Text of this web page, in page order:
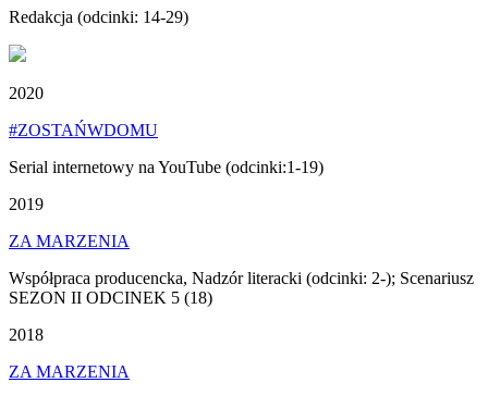
Redakcja (odcinki: 14-29)
2020
#ZOSTAŃWDOMU
Serial internetowy na YouTube (odcinki:1-19)
2019
ZA MARZENIA
Współpraca producencka, Nadzór literacki (odcinki: 2-); Scenariusz
SEZON II ODCINEK 5 (18)
2018
ZA MARZENIA